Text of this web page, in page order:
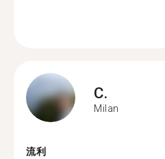
C.
Milan
流利